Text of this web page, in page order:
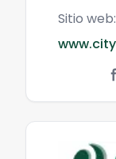
Sitio web: